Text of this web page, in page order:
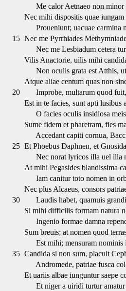
Me calor Aetnaeo non minor
Nec mihi dispositis quae iungam
Proueniunt; uacuae carmina
15 Nec me Pyrrhiades
Nec me Lesbiadum cetera
Vilis Anactorie, uilis mihi
Non oculis grata est Atthis, ut
Atque aliae centum quas non
20
Improbe, multarum quod fuit,
Est in te facies, sunt apti lusibus
O facies oculis insidiosa
Sume fidem et pharetram, fies
Accedant capiti cornua,
25 Et Phoebus Daphnen, et
Nec norat lyricos illa uel illa
At mihi Pegasides blandissima
Iam canitur toto nomen in
Nec plus Alcaeus, consors
30
Laudis habet, quamuis
Si mihi difficilis formam natura
Ingenio formae damna
Sum breuis; at nomen quod
Est mihi; mensuram nominis
35 Candida si non sum, placuit
Andromede, patriae fusca
Et uariis albae iunguntur saepe
Et niger a uiridi turtur amatur